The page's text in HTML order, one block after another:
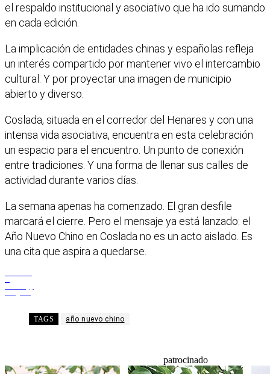
el respaldo institucional y asociativo que ha ido sumando
en cada edición.
La implicación de entidades chinas y españolas refleja
un interés compartido por mantener vivo el intercambio
cultural. Y por proyectar una imagen de municipio
abierto y diverso.
Coslada, situada en el corredor del Henares y con una
intensa vida asociativa, encuentra en esta celebración
un espacio para el encuentro. Un punto de conexión
entre tradiciones. Y una forma de llenar sus calles de
actividad durante varios días.
La semana apenas ha comenzado. El gran desfile
marcará el cierre. Pero el mensaje ya está lanzado: el
Año Nuevo Chino en Coslada no es un acto aislado. Es
una cita que aspira a quedarse.
TAGS año nuevo chino
patrocinado